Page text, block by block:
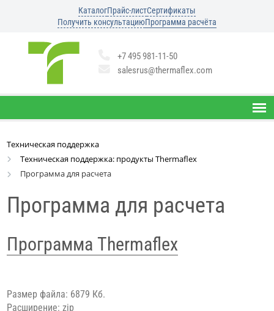
КаталогПрайс-листСертификаты
Получить консультациюПрограмма расчёта
+7 495 981-11-50
salesrus@thermaflex.com
Техническая поддержка
Техническая поддержка: продукты Thermaflex
Программа для расчета
Программа для расчета
Программа Thermaflex
Размер файла: 6879 Кб.
Расширение: zip